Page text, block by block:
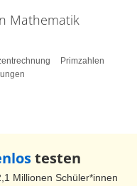
Mathematik
Primzahlen
testen
Millionen Schüler*innen